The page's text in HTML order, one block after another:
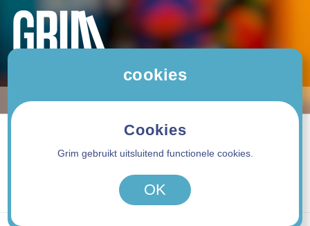
0 product(en) - 0,00€
cookies
Cookies
Grim gebruikt uitsluitend functionele cookies.
OK